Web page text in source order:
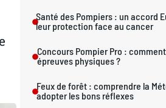
Santé des Pompiers : un accord
leur protection face au cancer
Concours Pompier Pro :
épreuves physiques ?
Feux de forêt : comprendre la
adopter les bons réflexes